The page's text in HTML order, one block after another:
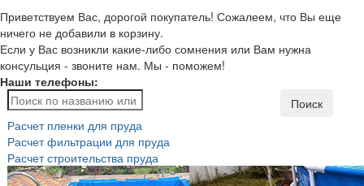
Приветствуем Вас, дорогой покупатель! Сожалеем, что Вы еще
ничего не добавили в корзину.
Если у Вас возникли какие-либо сомнения или Вам нужна
консульция - звоните нам. Мы - поможем!
Наши телефоны:
Поиск
Расчет пленки для пруда
Расчет фильтрации для пруда
Расчет строительства пруда